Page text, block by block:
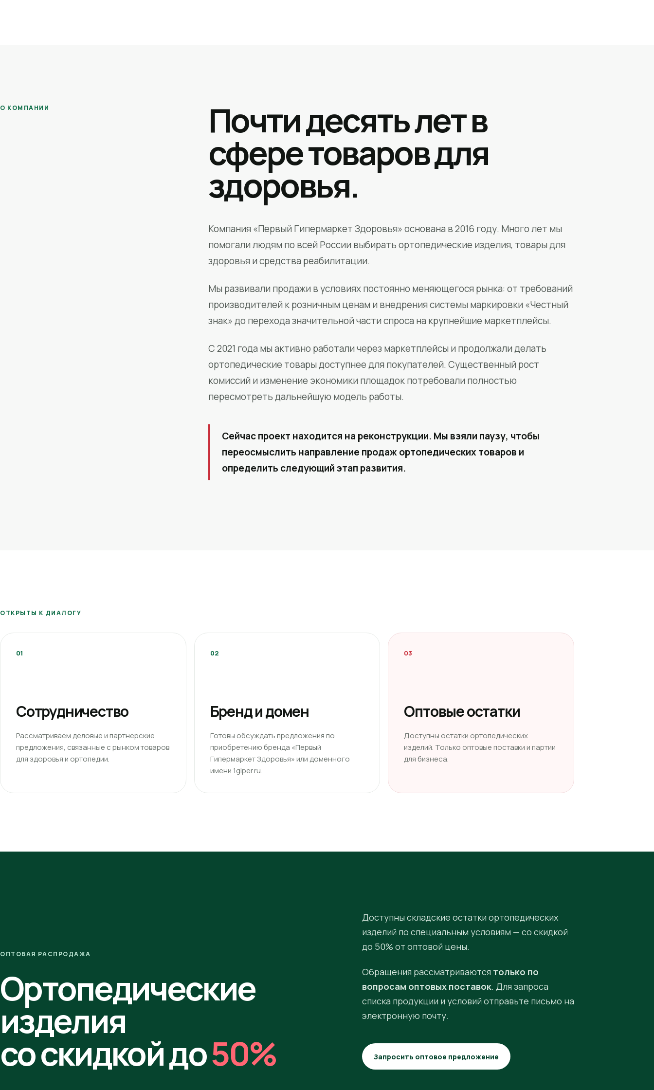
О КОМПАНИИ Почти десять лет в
сфере товаров для
здоровья.
Компания «Первый Гипермаркет Здоровья» основана в 2016 году. Много лет мы
помогали людям по всей России выбирать ортопедические изделия, товары для
здоровья и средства реабилитации.
Мы развивали продажи в условиях постоянно меняющегося рынка: от требований
производителей к розничным ценам и внедрения системы маркировки «Честный
знак» до перехода значительной части спроса на крупнейшие маркетплейсы.
С 2021 года мы активно работали через маркетплейсы и продолжали делать
ортопедические товары доступнее для покупателей. Существенный рост
комиссий и изменение экономики площадок потребовали полностью
пересмотреть дальнейшую модель работы.
Сейчас проект находится на реконструкции. Мы взяли паузу, чтобы
переосмыслить направление продаж ортопедических товаров и
определить следующий этап развития.
ОТКРЫТЫ К ДИАЛОГУ
01
Сотрудничество
Рассматриваем деловые и партнерские
предложения, связанные с рынком товаров
для здоровья и ортопедии.
02
Бренд и домен
Готовы обсуждать предложения по
приобретению бренда «Первый
Гипермаркет Здоровья» или доменного
имени 1giper.ru.
03
Оптовые остатки
Доступны остатки ортопедических
изделий. Только оптовые поставки и партии
для бизнеса.
ОПТОВАЯ РАСПРОДАЖА
Ортопедические
изделия
со скидкой до50%
Доступны складские остатки ортопедических
изделий по специальным условиям — со скидкой
до 50% от оптовой цены.
Обращения рассматриваются только по
вопросам оптовых поставок. Для запроса
списка продукции и условий отправьте письмо на
электронную почту.
Запросить оптовое предложение